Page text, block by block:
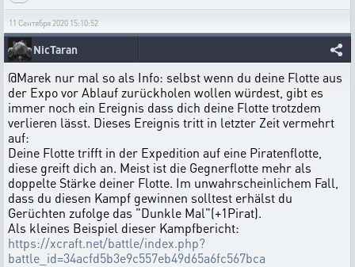
11 Сентября 2020 15:10:52
NicTaran
@Marek nur mal so als Info: selbst wenn du deine Flotte aus
der Expo vor Ablauf zurückholen wollen würdest, gibt es
immer noch ein Ereignis dass dich deine Flotte trotzdem
verlieren lässt. Dieses Ereignis tritt in letzter Zeit vermehrt
auf:
Deine Flotte trifft in der Expedition auf eine Piratenflotte,
diese greift dich an. Meist ist die Gegnerflotte mehr als
doppelte Stärke deiner Flotte. Im unwahrscheinlichem Fall,
dass du diesen Kampf gewinnen solltest erhälst du
Gerüchten zufolge das "Dunkle Mal"(+1Pirat).
Als kleines Beispiel dieser Kampfbericht:
https://xcraft.net/battle/index.php?
battle_id=34acfd5b3e9c557eb49d65a6fc567bca